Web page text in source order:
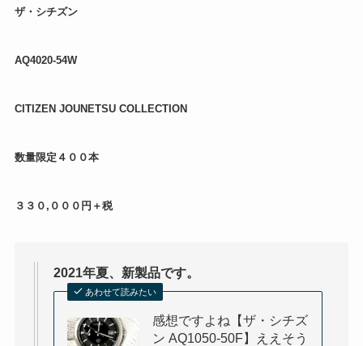
ザ・シチズン
AQ4020-54W
CITIZEN JOUNETSU COLLECTION
数量限定４００本
３３０,０００円＋税
2021年夏、新製品です。
あわせて読みたい
感想ですよね【ザ・シチズ
ン AQ1050-50F】ええそう